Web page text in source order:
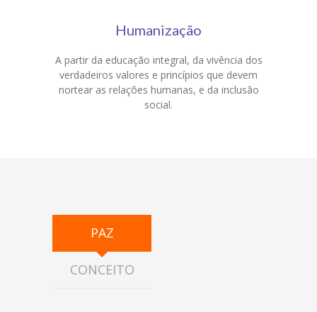
Humanização
A partir da educação integral, da vivência dos
verdadeiros valores e princípios que devem
nortear as relações humanas, e da inclusão
social.
PAZ
CONCEITO